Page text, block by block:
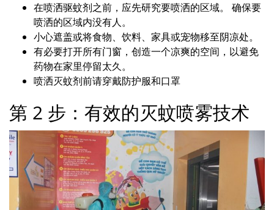
在喷洒驱蚊剂之前，应先研究要喷洒的区域。 确保要
喷洒的区域内没有人。
小心遮盖或将食物、饮料、家具或宠物移至阴凉处。
有必要打开所有门窗，创造一个凉爽的空间，以避免
药物在家里停留太久。
喷洒灭蚊剂前请穿戴防护服和口罩
第 2 步：有效的灭蚊喷雾技术